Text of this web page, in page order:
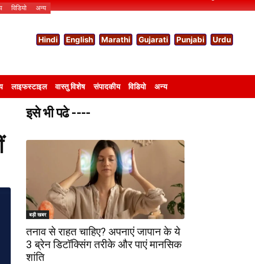
विडियो अन्य
Hindi English Marathi Gujarati Punjabi Urdu
लाइफस्टाइल वास्तु विशेष संपादकीय विडियो अन्य
इसे भी पढे ----
बड़ी खबर
तनाव से राहत चाहिए? अपनाएं जापान के ये
3 ब्रेन डिटॉक्सिंग तरीके और पाएं मानसिक
शांति